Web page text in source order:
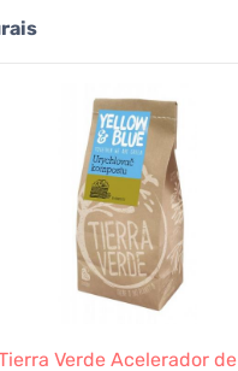
Verde Acelerador de